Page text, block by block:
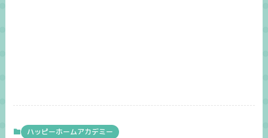
ハッピーホームアカデミー